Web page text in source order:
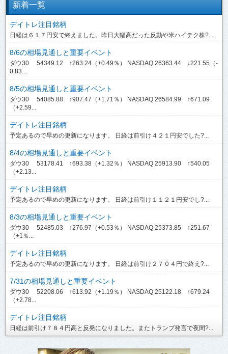
新着一覧
デイトレ注目銘柄
日経は６１７円安で終えました。昨日大幅高だった反動や米ハイテク株?...
8/6の相場見通しと重要イベント
ダウ30 54349.12 ↑263.24（+0.49％） NASDAQ 26363.44 ↓221.55（-
0.83...
8/5の相場見通しと重要イベント
ダウ30 54085.88 ↑907.47（+1.71％） NASDAQ 26584.99 ↑671.09
（+2.59...
デイトレ注目銘柄
予定あるので早めの更新になります。 日経は前引け４２１円安でした?...
8/4の相場見通しと重要イベント
ダウ30 53178.41 ↑693.38（+1.32％） NASDAQ 25913.90 ↑540.05
（+2.13...
デイトレ注目銘柄
予定あるので早めの更新になります。 日経は前引け１１２１円安でし?...
8/3の相場見通しと重要イベント
ダウ30 52485.03 ↑276.97（+0.53％） NASDAQ 25373.85 ↑251.67
（+1％...
デイトレ注目銘柄
予定あるので早めの更新になります。 日経は前引け２７０４円で終え?...
7/31の相場見通しと重要イベント
ダウ30 52208.06 ↑613.92（+1.19％） NASDAQ 25122.18 ↑679.24
（+2.78...
デイトレ注目銘柄
日経は前引け７８４円高と反発になりました。またトランプ発言で夜間?...